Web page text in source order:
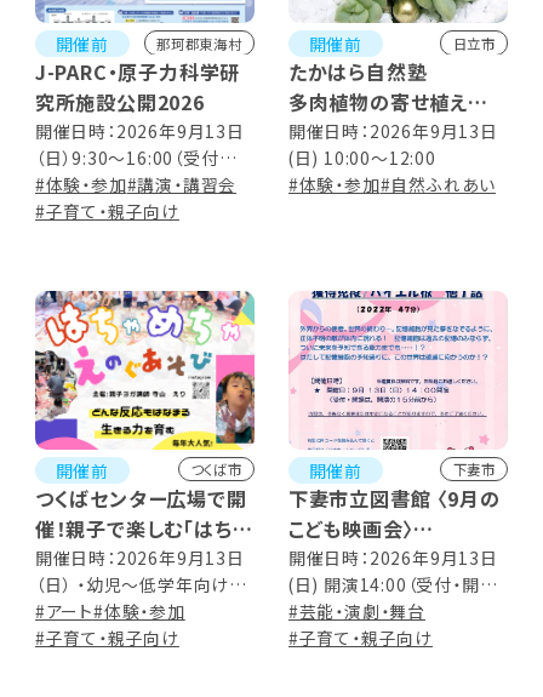
開催前 那珂郡東海村
J-PARC・原子力科学研
究所施設公開2026
開催日時：2026年9月13日
（日）9:30～16:00（受付
9:00～15:00）
#体験・参加#講演・講習会
#子育て・親子向け
開催前 日立市
たかはら自然塾
多肉植物の寄せ植え体
験
開催日時：2026年9月13日
(日) 10:00～12:00
#体験・参加#自然ふれあい
開催前 つくば市
つくばセンター広場で開
催！親子で楽しむ「はちゃ
めちゃえのぐあそび」
開催日時：2026年9月13日
（日） ・幼児〜低学年向け
11:00開始（受付10:30〜） ・
小学生向け 14:30開始（受
#アート#体験・参加
#子育て・親子向け
開催前 下妻市
下妻市立図書館 〈9月の
こども映画会〉
はたらく細胞!! 2期
Vol.2 獲得免疫/パイエ
ル板 他1話
開催日時：2026年9月13日
(日) 開演14:00（受付・開場
は開演の15分前から） ※上
映時間 47分
#芸能・演劇・舞台
#子育て・親子向け